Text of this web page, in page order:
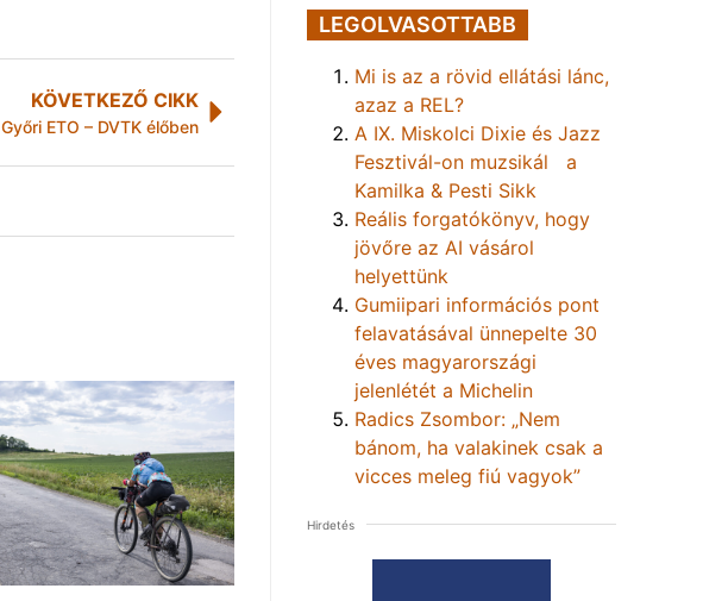
KÖVETKEZŐ CIKK
Győri ETO – DVTK élőben
LEGOLVASOTTABB
Mi is az a rövid ellátási lánc,
azaz a REL?
A IX. Miskolci Dixie és Jazz
Fesztivál-on muzsikál a
Kamilka & Pesti Sikk
Reális forgatókönyv, hogy
jövőre az AI vásárol
helyettünk
Gumiipari információs pont
felavatásával ünnepelte 30
éves magyarországi
jelenlétét a Michelin
Radics Zsombor: „Nem
bánom, ha valakinek csak a
vicces meleg fiú vagyok”
Hirdetés